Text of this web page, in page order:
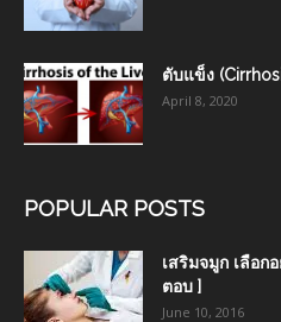
ตับแข็ง
April 8, 2020
POPULAR POSTS
เสริมจมูก เลือก
ตอบ ]
June 10, 2016